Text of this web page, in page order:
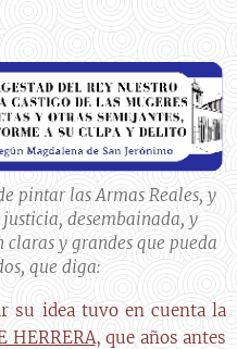
pintar las Armas Reales, y
desembainada, y
y grandes que pueda
que diga:
su idea tuvo en cuenta la
HERRERA, que años antes